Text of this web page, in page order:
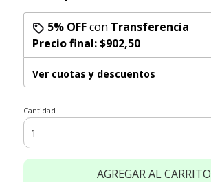
5% OFFcon Transferencia
Precio final:$902,50
Ver cuotas y descuentos
Cantidad
AGREGAR AL CARRITO